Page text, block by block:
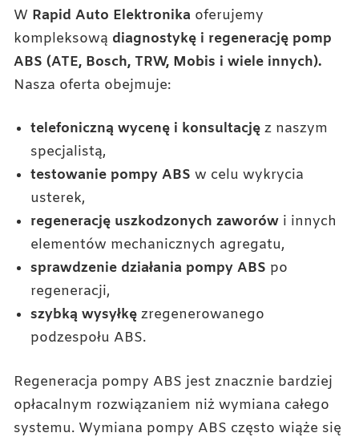
W Rapid Auto Elektronika oferujemy
kompleksową diagnostykę i regenerację pomp
ABS (ATE, Bosch, TRW, Mobis i wiele innych).
Nasza oferta obejmuje:
telefoniczną wycenę i konsultację z naszym
specjalistą,
testowanie pompy ABS w celu wykrycia
usterek,
regenerację uszkodzonych zaworów i innych
elementów mechanicznych agregatu,
sprawdzenie działania pompy ABS po
regeneracji,
szybką wysyłkę zregenerowanego
podzespołu ABS.
Regeneracja pompy ABS jest znacznie bardziej
opłacalnym rozwiązaniem niż wymiana całego
systemu. Wymiana pompy ABS często wiąże się